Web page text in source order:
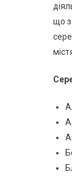
що з